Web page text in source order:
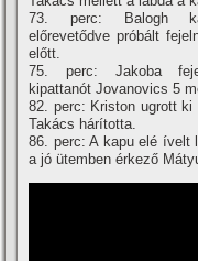
73. perc: Balogh
előrevetődve próbált
előtt.
75. perc: Jakoba
kipattanót Jovanovics 5
82. perc: Kriston ugrott
Takács hárí­totta.
86. perc: A kapu elé í­velt
a jó ütemben érkező